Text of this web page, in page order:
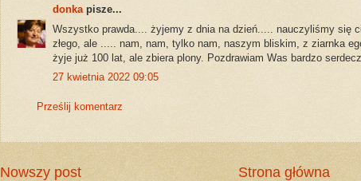
donkapisze...
Wszystko prawda.... żyjemy z dnia na dzień..... nauczyliśmy się
złego, ale ..... nam, nam, tylko nam, naszym bliskim, z ziarnka
żyje już 100 lat, ale zbiera plony. Pozdrawiam Was bardzo
27 kwietnia 2022 09:05
Prześlij komentarz
Nowszy post Strona główna